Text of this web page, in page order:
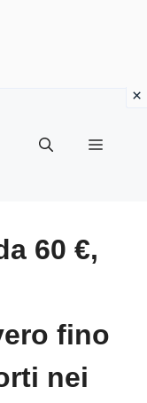
Menu
60 €,
fino
nei